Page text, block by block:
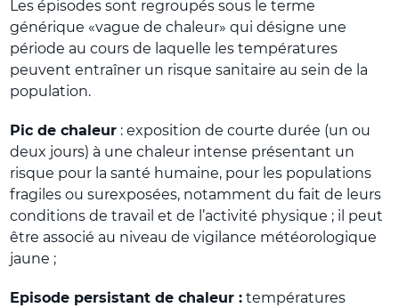
Les épisodes sont regroupés sous le terme
générique «vague de chaleur» qui désigne une
période au cours de laquelle les températures
peuvent entraîner un risque sanitaire au sein de la
population.
Pic de chaleur : exposition de courte durée (un ou
deux jours) à une chaleur intense présentant un
risque pour la santé humaine, pour les populations
fragiles ou surexposées, notamment du fait de leurs
conditions de travail et de l’activité physique ; il peut
être associé au niveau de vigilance météorologique
jaune ;
Episode persistant de chaleur : températures